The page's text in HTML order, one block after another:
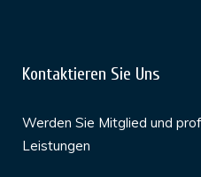
Kontaktieren Sie Uns
Werden Sie Mitglied und
Leistungen